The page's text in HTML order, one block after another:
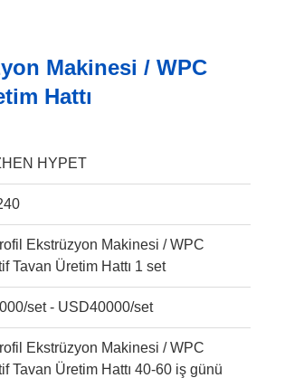
Makinesi / WPC
Hattı
HYPET
Ekstrüzyon Makinesi / WPC
Tavan Üretim Hattı 1 set
set - USD40000/set
Ekstrüzyon Makinesi / WPC
Tavan Üretim Hattı 40-60 iş günü